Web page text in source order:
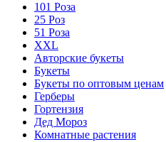
101 Роза
25 Роз
51 Роза
XXL
Авторские букеты
Букеты
Букеты по оптовым ценам
Герберы
Гортензия
Дед Мороз
Комнатные растения